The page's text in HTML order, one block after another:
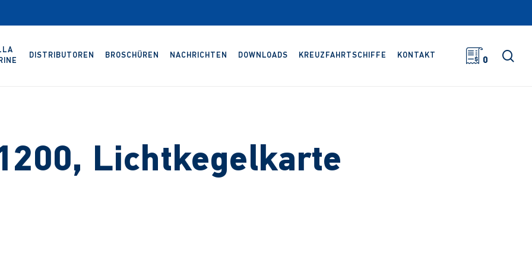
DISTRIBUTOREN BROSCHÜREN NACHRICHTEN DOWNLOADS KREUZFAHRTSCHIFFE KONTAKT
0
Lichtkegelkarte